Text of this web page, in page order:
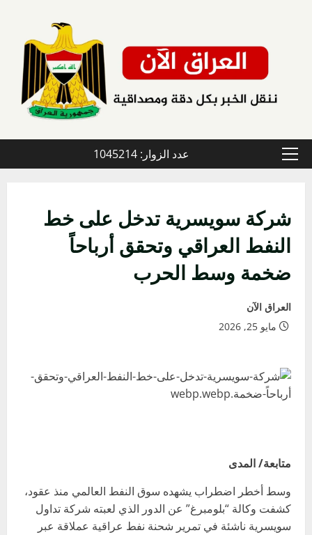
القائمة
عدد الزوار: 1045214
شركة سويسرية تدخل على خط
النفط العراقي وتحقق أرباحاً
ضخمة وسط الحرب
العراق الآن
مايو 25, 2026
متابعة/ المدى
وسط أخطر اضطراب يشهده سوق النفط العالمي منذ عقود،
كشفت وكالة “بلومبرغ” عن الدور الذي لعبته شركة تداول
سويسرية ناشئة في تمرير شحنة نفط عراقية عملاقة عبر